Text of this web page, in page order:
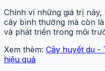
Chính vì những giá trị
cây bình thường mà còn
và phát triển trong môi
Xem thêm: Cây huyết dụ -
hiệu quả